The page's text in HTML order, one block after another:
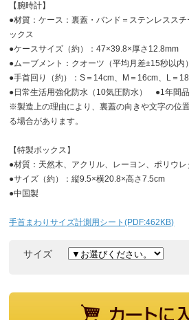
【腕時計】
●材質：ケース：裏蓋・バンド＝ステンレスス
ックス
●ケースサイズ（約）：47×39.8×厚さ12.8mm
●ムーブメント：クオーツ（平均月差±15秒以内）
●手首回り（約）：S＝14cm、M＝16cm、L＝
●日常生活用強化防水（10気圧防水） ●1年間
※製造上の理由により、裏蓋の向きや文字の位
る場合があります。
【特製ボックス】
●材質：天然木、アクリル、レーヨン、ポリウレ
●サイズ（約）：縦9.5×横20.8×高さ7.5cm
●中国製
手首まわりサイズ計測用シート(PDF:462KB)
サイズ